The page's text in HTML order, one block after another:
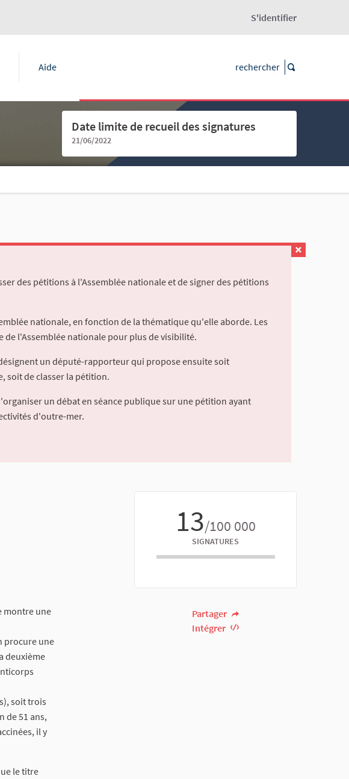
S'identifier
Aide
Date limite de recueil des signatures
21/06/2022
des pétitions à l'Assemblée nationale et de signer des pétitions
nationale, en fonction de la thématique qu'elle aborde. Les
de l'Assemblée nationale pour plus de visibilité.
un député-rapporteur qui propose ensuite soit
soit de classer la pétition.
un débat en séance publique sur une pétition ayant
d'outre-mer.
13/100 000
SIGNATURES
Partager
Intégrer
montre une
procure une
deuxième
soit trois
de 51 ans,
il y
le titre